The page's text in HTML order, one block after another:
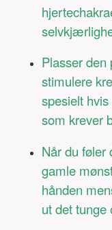
Plasser den
stimulere
spesielt
som krever
Når du føler
gamle
hånden
ut det tunge